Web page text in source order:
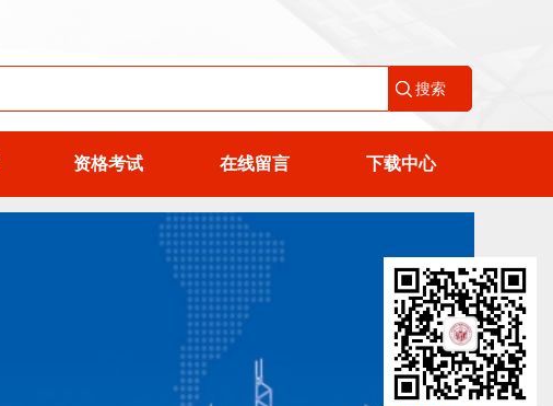
资格考试 在线留言 下载中心